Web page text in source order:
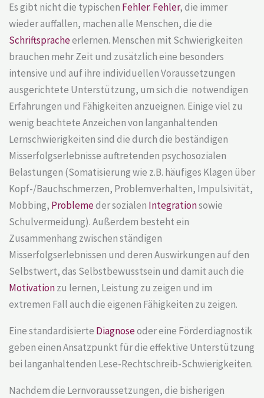
Es gibt nicht die typischen Fehler. Fehler, die immer
wieder auffallen, machen alle Menschen, die die
Schriftspracheerlernen. Menschen mit Schwierigkeiten
brauchen mehr Zeit und zusätzlich eine besonders
intensive und auf ihre individuellen Voraussetzungen
ausgerichtete Unterstützung, um sich die notwendigen
Erfahrungen und Fähigkeiten anzueignen. Einige viel zu
wenig beachtete Anzeichen von langanhaltenden
Lernschwierigkeiten sind die durch die beständigen
Misserfolgserlebnisse auftretenden psychosozialen
Belastungen (Somatisierung wie z.B. häufiges Klagen über
Kopf-/Bauchschmerzen, Problemverhalten, Impulsivität,
Mobbing, Problemeder sozialen Integrationsowie
Schulvermeidung). Außerdem besteht ein
Zusammenhang zwischen ständigen
Misserfolgserlebnissen und deren Auswirkungen auf den
Selbstwert, das Selbstbewusstsein und damit auch die
Motivationzu lernen, Leistung zu zeigen und im
extremen Fall auch die eigenen Fähigkeiten zu zeigen.
Eine standardisierte Diagnoseoder eine Förderdiagnostik
geben einen Ansatzpunkt für die effektive Unterstützung
bei langanhaltenden Lese-Rechtschreib-Schwierigkeiten.
Nachdem die Lernvoraussetzungen, die bisherigen